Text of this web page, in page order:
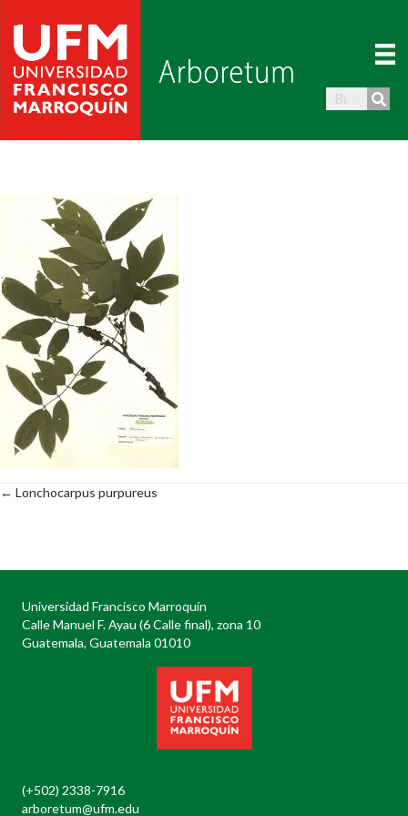
Posts
← Lonchocarpus purpureus
Universidad Francisco Marroquín
Calle Manuel F. Ayau (6 Calle final), zona 10
Guatemala, Guatemala 01010
(+502) 2338-7916
arboretum@ufm.edu